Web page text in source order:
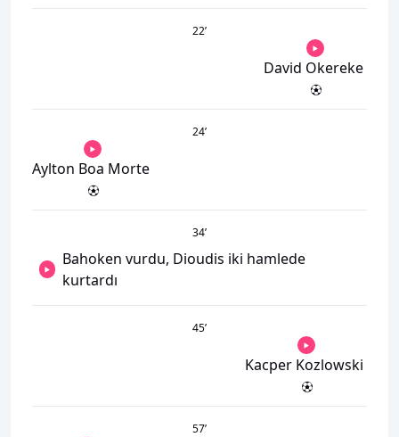
22’
David Okereke
24’
Aylton Boa Morte
34’
Bahoken vurdu, Dioudis iki hamlede
kurtardı
45’
Kacper Kozlowski
57’